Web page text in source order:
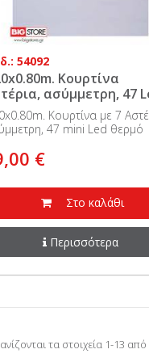
54092
Κουρτίνα
ασύμμετρη, 47
λαμπάκι, ασημί
IP44
Κουρτίνα με 7
47 mini Led θερμό
€
Στο καλάθι
Περισσότερα
τα στοιχεία 1-13